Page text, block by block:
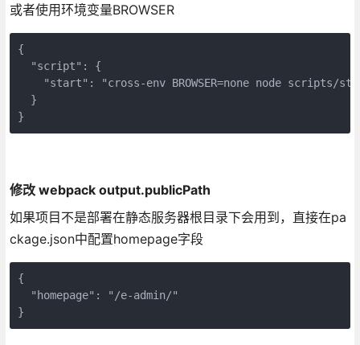
或者使用环境变量BROWSER
{
  "script": {
"start": "cross-env BROWSER=none node scripts/
  }
}
修改 webpack output.publicPath
如果项目不是部署在静态服务器根目录下会用到，直接在pa
ckage.json中配置homepage字段
{
  "homepage": "/e-admin/"
}